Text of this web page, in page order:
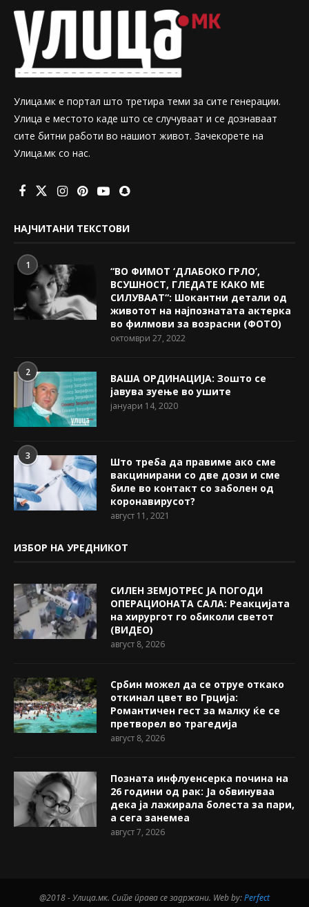
Улица.мк е портал што третира теми за сите генерации.
Улица е местото каде што се случуваат и се дознаваат
сите битни работи во нашиот живот. Зачекорете на
Улица.мк со нас.
НАЈЧИТАНИ ТЕКСТОВИ
1
“ВО ФИМОТ ‘ДЛАБОКО ГРЛО’,
ВСУШНОСТ, ГЛЕДАТЕ КАКО МЕ
СИЛУВААТ“: Шокантни детали од
животот на најпознатата актерка
во филмови за возрасни (ФОТО)
октомври 27, 2022
2
ВАША ОРДИНАЦИЈА: Зошто се
јавува зуење во ушите
јануари 14, 2020
3
Што треба да правиме ако сме
вакцинирани со две дози и сме
биле во контакт со заболен од
коронавирусот?
август 11, 2021
ИЗБОР НА УРЕДНИКОТ
СИЛЕН ЗЕМЈОТРЕС ЈА ПОГОДИ
ОПЕРАЦИОНАТА САЛА: Реакцијата
на хирургот го обиколи светот
(ВИДЕО)
август 8, 2026
Србин можел да се отруе откако
откинал цвет во Грција:
Романтичен гест за малку ќе се
претворел во трагедија
август 8, 2026
Позната инфлуенсерка почина на
26 години од рак: Ја обвинуваа
дека ја лажирала болеста за пари,
а сега занемеа
август 7, 2026
@2018 - Улица.мк. Сите права се задржани. Web by:Perfect